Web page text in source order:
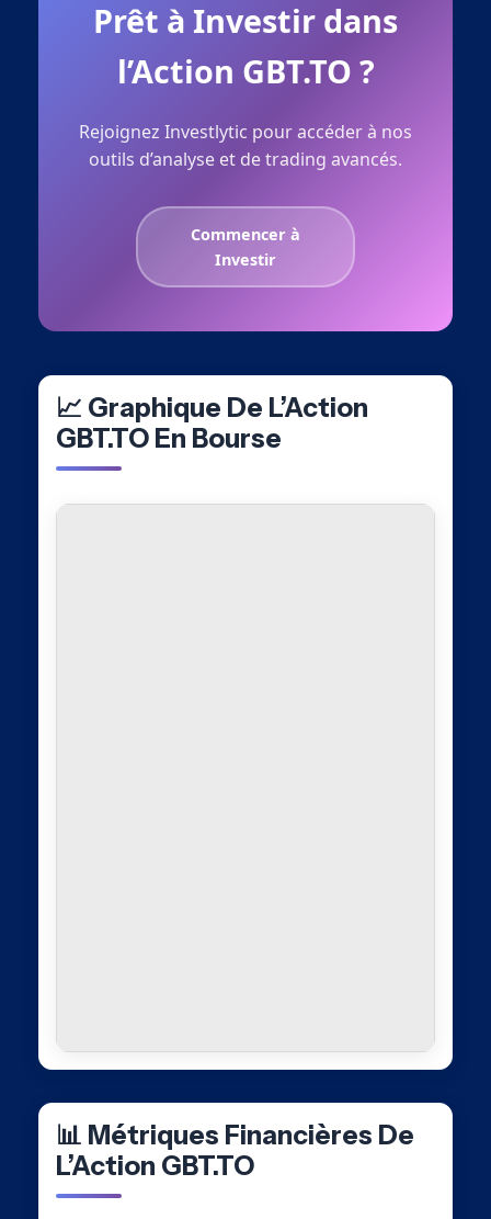
Prêt à Investir dans
l’Action GBT.TO ?
Rejoignez Investlytic pour accéder à nos
outils d’analyse et de trading avancés.
Commencer à
Investir
📈 Graphique De L’Action
GBT.TO En Bourse
📊 Métriques Financières De
L’Action GBT.TO